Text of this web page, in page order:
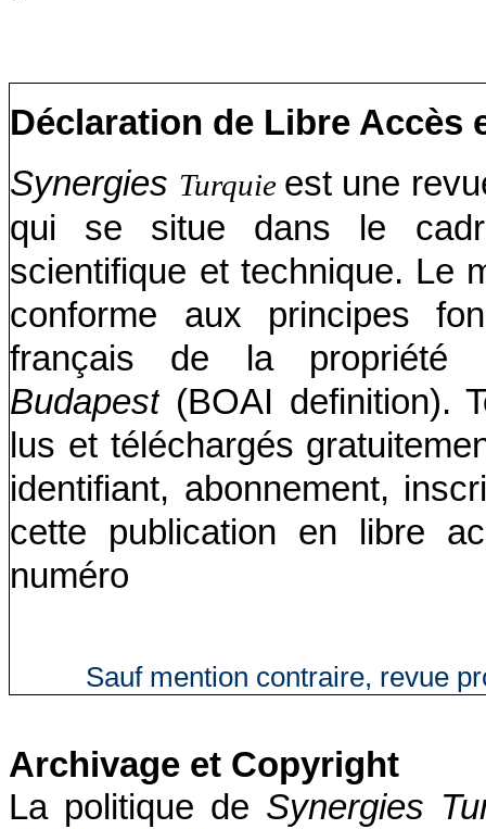
Déclaration de Libre Accès
Synergies Turquie est une
qui se situe dans le
scientifique et technique. Le
conforme aux principes
français de la propriété
Budapest (BOAI definition).
lus et téléchargés
identifiant, abonnement,
cette publication en libre
numéro
Sauf mention contraire, revue
Archivage et Copyright
La politique de Synergies